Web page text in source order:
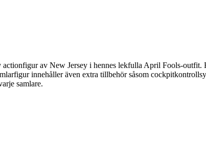
av New Jersey i hennes lekfulla April Fools-outfit.
innehåller även extra tillbehör såsom
samlare.